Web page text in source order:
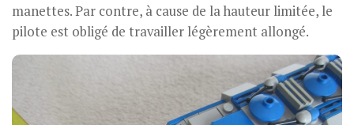
manettes. Par contre, à cause de la hauteur limitée, le
pilote est obligé de travailler légèrement allongé.